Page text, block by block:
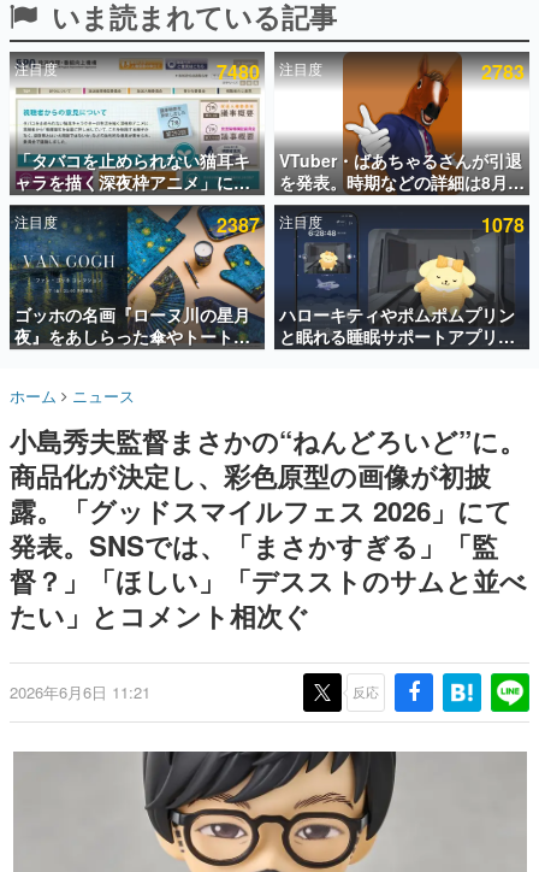
SNS拡散数が数千以上！ ページビュー数万以上！ などな
ど。多くの人々に読まれた、電ファミ渾身の“殿堂入り”記
事をまとめました。
ゲームの企画書
名作ゲームクリエイターの方々に製作時のエピソードをお
聞きし、ヒットする企画（ゲーム）とは何か？を探ってい
きます。
赫本
この物語を解いてはいけない。『赫本』は、〈試験問題〉
の形をした短編ホラー小説集です。
新世代に訊く
これからのデジタルゲーム市場を担う若きクリエイター達
の姿を追い、彼らのルーツと情熱を探っていきます。
ゲームに多大な影響を受けた作家さんに取材し、ゲームが
日本のコンテンツ産業やカルチャーに与えた影響を探る企
画です。
日本モバイルゲーム産業史
日本のモバイルゲーム史における主要なトピック・タイト
ルを網羅するほか、開発者へのインタビューや識者による
解説を掲載。約20年の歴史が一望できる決定版！
若ゲのいたり〜ゲームクリエイターの青春〜
『うつヌケ』『ペンと箸』等で知られるマンガ家・田中圭
一先生によるゲーム業界レポートマンガです。
なんでゲームは面白い？
ゲーム開発者・hamatsu氏がゲームの魅力を画面や操作の
具体的な形から解き明かしていく、硬派で骨太な評論連載
ゲームが変えた日本語
「経験値」「裏技」「ラスボス」… ゲームにまつわる言葉
の起源や用法の変遷を、コンピューター文化史研究家・タ
イニーP氏が徹底調査。
いま読まれている記事
注目度 7480
「タバコを止められない猫耳キ
ャラを描く深夜枠アニメ」に視
聴者の一部から批判意見。違法
薬物の使用と思しき描写も含め
て、BPOが議論を交わす
注目度 2783
VTuber・ばあちゃるさんが引退
を発表。時期などの詳細は8月9
日15時からの配信で説明
注目度 2387
ゴッホの名画『ローヌ川の星月
夜』をあしらった傘やトートバ
ッグなどが登場。8月7日21時よ
注目度 1078
ハローキティやポムポムプリン
と眠れる睡眠サポートアプリ
『ゆめたび』が配信中。キャラ
ホーム ニュース
小島秀夫監督まさかの“ねんどろいど”に。
商品化が決定し、彩色原型の画像が初披
露。「グッドスマイルフェス 2026」にて
発表。SNSでは、「まさかすぎる」「監
督？」「ほしい」「デスストのサムと並べ
たい」とコメント相次ぐ
2026年6月6日 11:21 反応